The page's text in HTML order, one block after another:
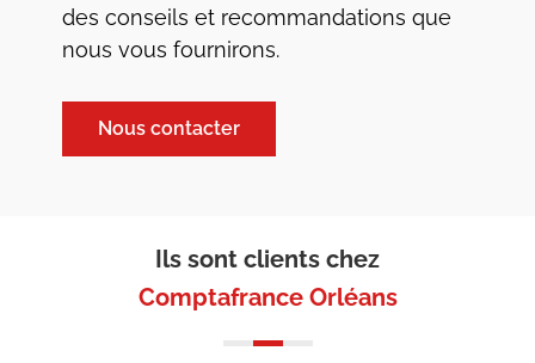
des conseils et recommandations que
nous vous fournirons.
Nous contacter
Ils sont clients chez
Comptafrance Orléans